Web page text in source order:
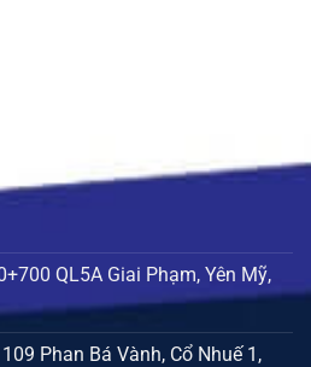
QL5A Giai Phạm, Yên Mỹ,
109 Phan Bá Vành, Cổ Nhuế 1,